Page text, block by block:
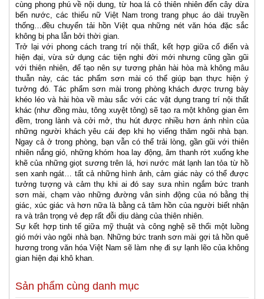
cùng phong phú về nội dung, từ hoa lá cỏ thiên nhiên đến cây dừa
bến nước, các thiếu nữ Việt Nam trong trang phục áo dài truyền
thống…đều chuyển tải hồn Việt qua những nét văn hóa đặc sắc
không bị pha lẫn bởi thời gian.
Trở lại với phong cách trang trí nội thất, kết hợp giữa cổ điển và
hiện đại, vừa sử dụng các tiện nghi đời mới nhưng cũng gần gũi
với thiên nhiên, để tạo nên sự tương phản hài hòa mà không mâu
thuẫn này, các tác phẩm sơn mài có thể giúp bạn thực hiện ý
tưởng đó. Tác phẩm sơn mài trong phòng khách được trưng bày
khéo léo và hài hòa về màu sắc với các vật dụng trang trí nội thất
khác (như đồng màu, tông xuyệt tông) sẽ tạo ra một không gian êm
đềm, trong lành và cởi mở, thu hút được nhiều hơn ánh nhìn của
những người khách yêu cái đẹp khi họ viếng thăm ngôi nhà bạn.
Ngay cả ở trong phòng, bạn vẫn có thể trải lòng, gần gũi với thiên
nhiên nắng gió, những khóm hoa lay động, âm thanh rớt xuống khe
khẽ của những giọt sương trên lá, hơi nước mát lạnh lan tỏa từ hồ
sen xanh ngát… tất cả những hình ảnh, cảm giác này có thể được
tưởng tượng và cảm thụ khi ai đó say sưa nhìn ngắm bức tranh
sơn mài, chạm vào những đường vân sinh động của nó bằng thị
giác, xúc giác và hơn nữa là bằng cả tâm hồn của người biết nhận
ra và trân trọng vẻ đẹp rất đỗi dịu dàng của thiên nhiên.
Sự kết hợp tinh tế giữa mỹ thuật và công nghệ sẽ thổi một luồng
gió mới vào ngôi nhà bạn. Những bức tranh sơn mài gợi tả hồn quê
hương trong văn hóa Việt Nam sẽ làm nhẹ đi sự lạnh lẽo của không
gian hiện đại khô khan.
Sản phẩm cùng danh mục